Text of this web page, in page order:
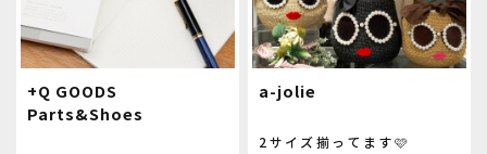
+Q GOODS
Parts&Shoes
a-jolie
2サイズ揃ってます🩷